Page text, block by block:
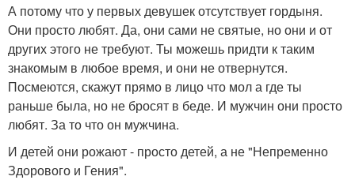
А потому что у первых девушек отсутствует гордыня.
Они просто любят. Да, они сами не святые, но они и от
других этого не требуют. Ты можешь придти к таким
знакомым в любое время, и они не отвернутся.
Посмеются, скажут прямо в лицо что мол а где ты
раньше была, но не бросят в беде. И мужчин они просто
любят. За то что он мужчина.
И детей они рожают - просто детей, а не "Непременно
Здорового и Гения".